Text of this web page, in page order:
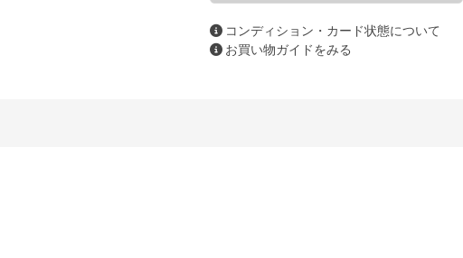
コンディション・カード状態について
お買い物ガイドをみる